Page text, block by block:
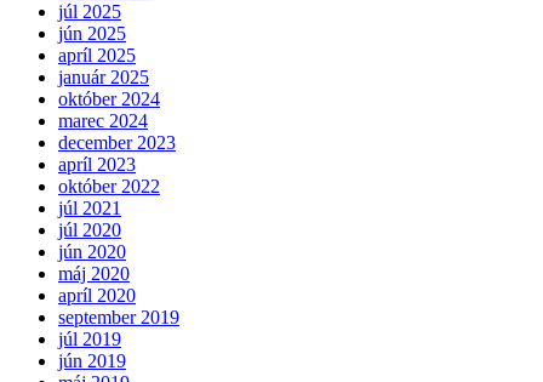
júl 2025
jún 2025
apríl 2025
január 2025
október 2024
marec 2024
december 2023
apríl 2023
október 2022
júl 2021
júl 2020
jún 2020
máj 2020
apríl 2020
september 2019
júl 2019
jún 2019